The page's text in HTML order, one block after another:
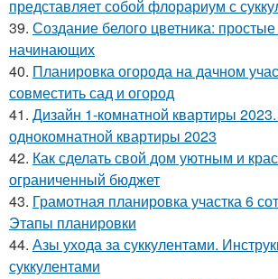
представляет собой флорариум с
39. Создание белого цветника:
начинающих
40. Планировка огорода на дачном
совместить сад и огород
41. Дизайн 1-комнатной квартиры
однокомнатной квартиры 2023
42. Как сделать свой дом уютным и
ограниченный бюджет
43. Грамотная планировка участка 6
Этапы планировки
44. Азы ухода за суккулентами.
суккулентами